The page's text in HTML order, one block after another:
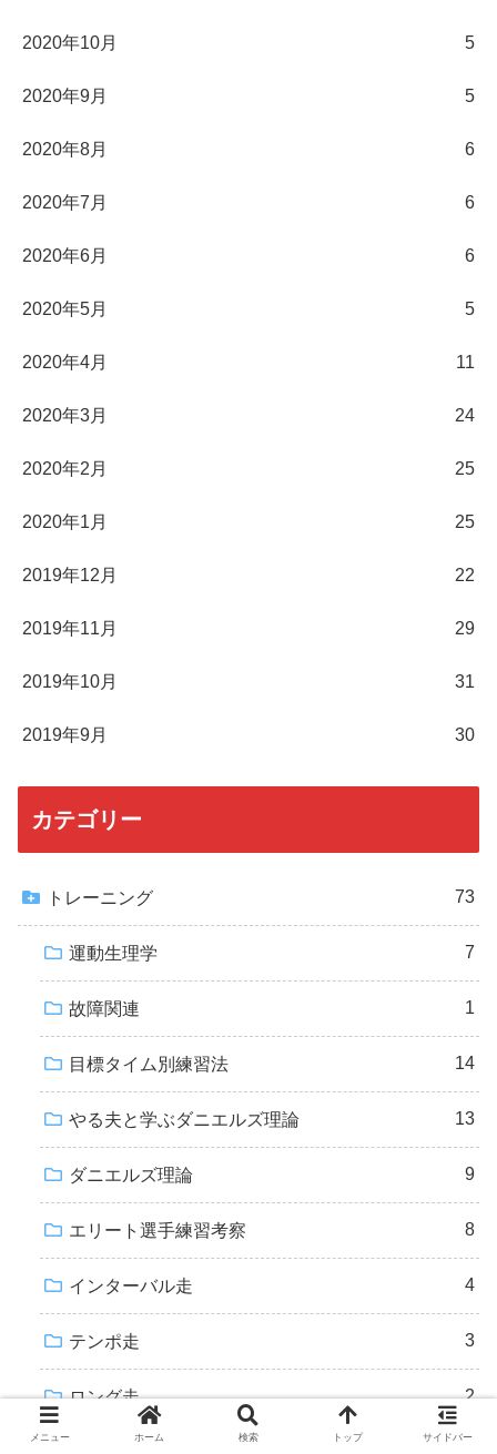
2020年10月 5
2020年9月 5
2020年8月 6
2020年7月 6
2020年6月 6
2020年5月 5
2020年4月 11
2020年3月 24
2020年2月 25
2020年1月 25
2019年12月 22
2019年11月 29
2019年10月 31
2019年9月 30
カテゴリー
トレーニング 73
運動生理学 7
故障関連 1
目標タイム別練習法 14
やる夫と学ぶダニエルズ理論 13
ダニエルズ理論 9
エリート選手練習考察 8
インターバル走 4
テンポ走 3
ロング走 2
メニュー ホーム 検索 トップ サイドバー